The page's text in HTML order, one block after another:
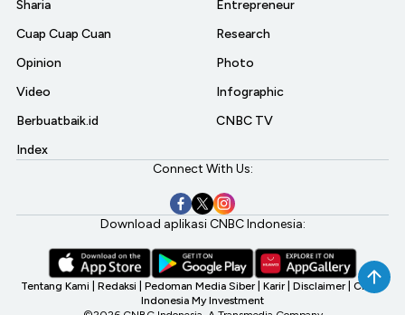
Sharia
Cuap Cuap Cuan
Opinion
Video
Berbuatbaik.id
Index
Entrepreneur
Research
Photo
Infographic
CNBC TV
Connect With Us:
Download aplikasi CNBC Indonesia:
Tentang Kami Redaksi Pedoman Media Siber Karir Disclaimer CNBC
Indonesia My Investment